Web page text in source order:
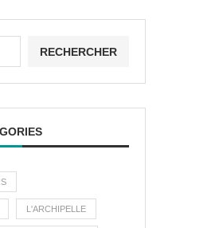
RECHERCHER
L'ARCHIPELLE